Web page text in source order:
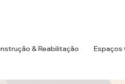
& Reabilitação Espaços